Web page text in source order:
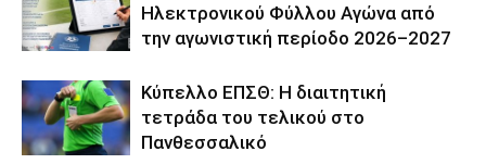
Ηλεκτρονικού Φύλλου Αγώνα από
την αγωνιστική περίοδο 2026–2027
Κύπελλο ΕΠΣΘ: Η διαιτητική
τετράδα του τελικού στο
Πανθεσσαλικό